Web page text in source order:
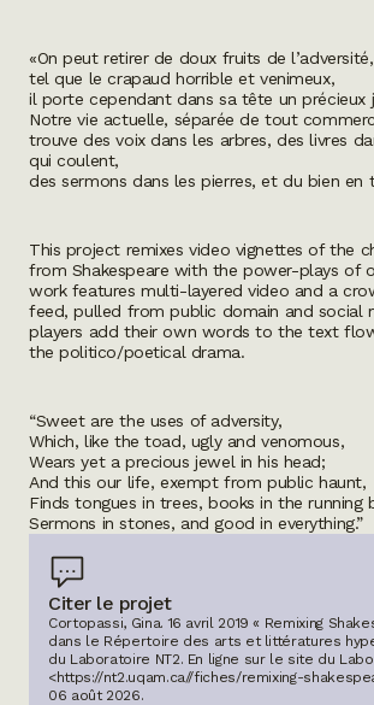
«On peut retirer de doux fruits de l’adversité,
tel que le crapaud horrible et venimeux,
il porte cependant dans sa tête un précieux
Notre vie actuelle, séparée de tout
trouve des voix dans les arbres, des livres
qui coulent,
des sermons dans les pierres, et du bien en
This project remixes video vignettes of the
from Shakespeare with the power-plays of
work features multi-layered video and a
feed, pulled from public domain and social
players add their own words to the text
the politico/poetical drama.
“Sweet are the uses of adversity,
Which, like the toad, ugly and venomous,
Wears yet a precious jewel in his head;
And this our life, exempt from public haunt,
Finds tongues in trees, books in the running
Sermons in stones, and good in everything.”
Citer le projet
Cortopassi, Gina. 16 avril 2019 « Remixing
dans le Répertoire des arts et littératures
du Laboratoire NT2. En ligne sur le site du
<https://nt2.uqam.ca//fiches/remixing-
06 août 2026.